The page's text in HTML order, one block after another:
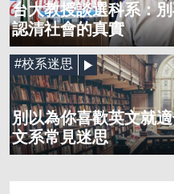
台大教授談選科系：
認清社會的真實
別以為你喜歡英文就
文系常見迷思
#校系迷思